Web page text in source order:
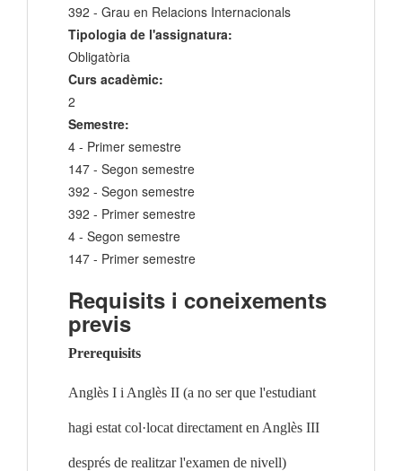
392 - Grau en Relacions Internacionals
Tipologia de l'assignatura:
Obligatòria
Curs acadèmic:
2
Semestre:
4 - Primer semestre
147 - Segon semestre
392 - Segon semestre
392 - Primer semestre
4 - Segon semestre
147 - Primer semestre
Requisits i coneixements
previs
Prerequisits
Anglès I i Anglès II (a no ser que l'estudiant
hagi estat col·locat directament en Anglès III
després de realitzar l'examen de nivell)